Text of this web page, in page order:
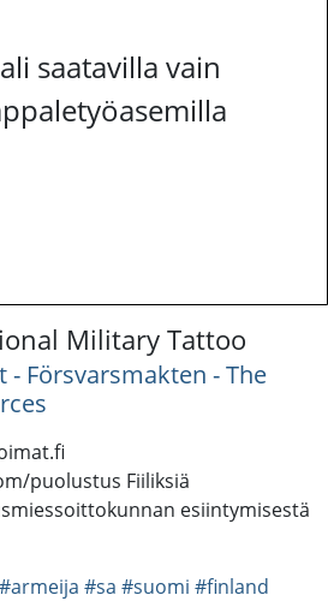
saatavilla vain
Military Tattoo
- Försvarsmakten - The
puolustus Fiiliksiä
esiintymisestä
#armeija #sa #suomi #finland